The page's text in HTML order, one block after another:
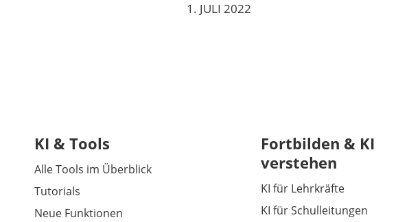
1. JULI 2022
KI & Tools
Alle Tools im Überblick
Tutorials
Neue Funktionen
Fortbilden & KI
verstehen
KI für Lehrkräfte
KI für Schulleitungen